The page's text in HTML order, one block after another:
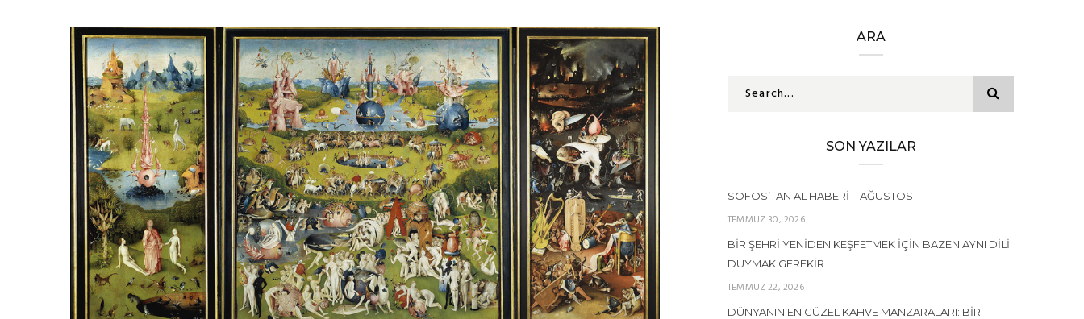
ARA
SON YAZILAR
SOFOS’TAN AL HABERI – AĞUSTOS
TEMMUZ 30, 2026
BIR ŞEHRI YENIDEN KEŞFETMEK İÇIN BAZEN AYNI DILI
DUYMAK GEREKIR
TEMMUZ 22, 2026
DÜNYANIN EN GÜZEL KAHVE MANZARALARI: BIR